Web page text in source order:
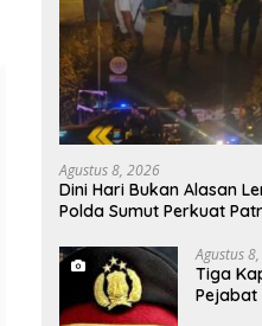
Agustus 8, 2026
Dini Hari Bukan Alasan
Polda Sumut Perkuat
Agustus
Tiga
Pejabat